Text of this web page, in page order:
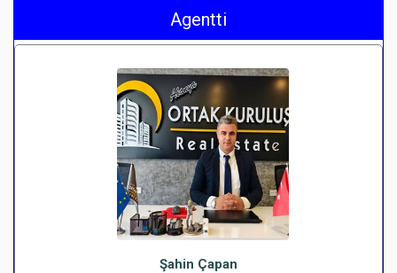
Agentti
Şahin Çapan